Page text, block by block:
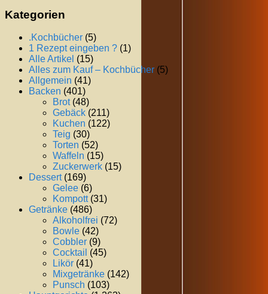
Kategorien
.Kochbücher (5)
1 Rezept eingeben ? (1)
Alle Artikel (15)
Alles zum Kauf – Kochbücher (5)
Allgemein (41)
Backen (401)
Brot(48)
Gebäck (211)
Kuchen (122)
Teig (30)
Torten (52)
Waffeln (15)
Zuckerwerk (15)
Dessert(169)
Gelee (6)
Kompott(31)
Getränke (486)
Alkoholfrei (72)
Bowle (42)
Cobbler (9)
Cocktail (45)
Likör (41)
Mixgetränke (142)
Punsch (103)